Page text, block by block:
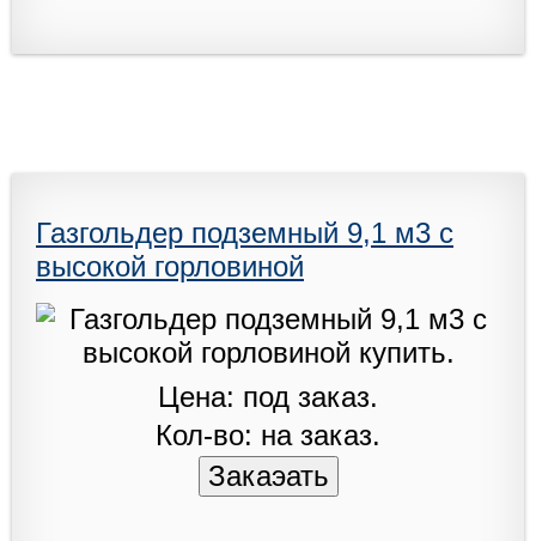
Газгольдер подземный 9,1 м3 с
высокой горловиной
Цена: под заказ.
Кол-во: на заказ.